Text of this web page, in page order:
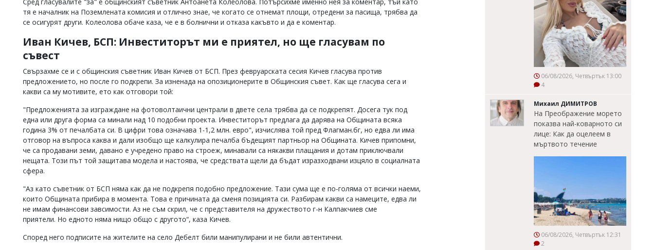
тя е началник на Поземлената комисия и отлично знае, че когато се отнемат площи, отредени за пасища, трябва да
се осигурят други. Колеолова обаче каза, че е в болнични и отказа какъвто и да е коментар.
Иван Кичев, БСП: Инвеститорът ми е приятел, но ще гласувам по
съвест
Свързахме се и с общинския съветник Иван Кичев от БСП. През февруарската сесия Кичев гласува против
предложението, но после го подкрепи. За изненада на опозиционерите в Общинския съвет. Как ще гласува сега и
какви са му мотивите, ето как отговори той:
"Предложенията за изграждане на фотоволтаични централи в двете села трябва да се подкрепят. Досега тук под
една или друга форма са минали над 10 подобни проекта. Инвеститорът предлага да дарява на Общината всяка
година 3% от печалбата си. В цифри това означава 1-1,2 млн. евро", изчислява той пред Флагман.бг, но едва ли има
отговор на въпроса каква и дали изобщо ще калкулира печалба бъдещият партньор на Общината. Кичев припомни,
че са продавани земи, давано е учредено право на строеж, минавали са някакви плащания и дотам приключвали
нещата. Този път той защитава модела и настоява, че средствата щели да бъдат изразходвани изцяло в социалната
сфера.
"Аз като съветник от БСП няма как да не подкрепя подобно предложение. Тази сума ще е по-голяма от всички наеми,
които Общината прибира в момента. Това е причината да сменя позицията си. Разбирам какви са намеците, едва ли
не имам финансови завсимости. Аз не съм скрил, че с представителя на дружеството г-н Калпакчиев сме
приятели. Но едното няма нищо общо с другото“, каза Кичев.
Според него подписите на жителите на село Дебелт били манипулирани и не били автентични.
06/08/2026, Четвъртък 13:00
4
Михаил ДИМИТРОВ
На Преображение морето
показва най-коварното си
лице: Как да оцелеем в
мъртвото течение
06/08/2026, Четвъртък 12:31
2